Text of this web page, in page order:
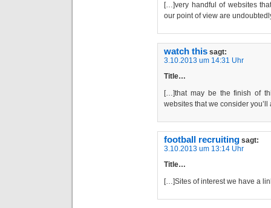
[…]very handful of websites
our point of view are
watch this sagt:
3.10.2013 um 14:31 Uhr
Title…
[…]that may be the finish of
websites that we consider
football recruiting sagt:
3.10.2013 um 13:14 Uhr
Title…
[…]Sites of interest we have a